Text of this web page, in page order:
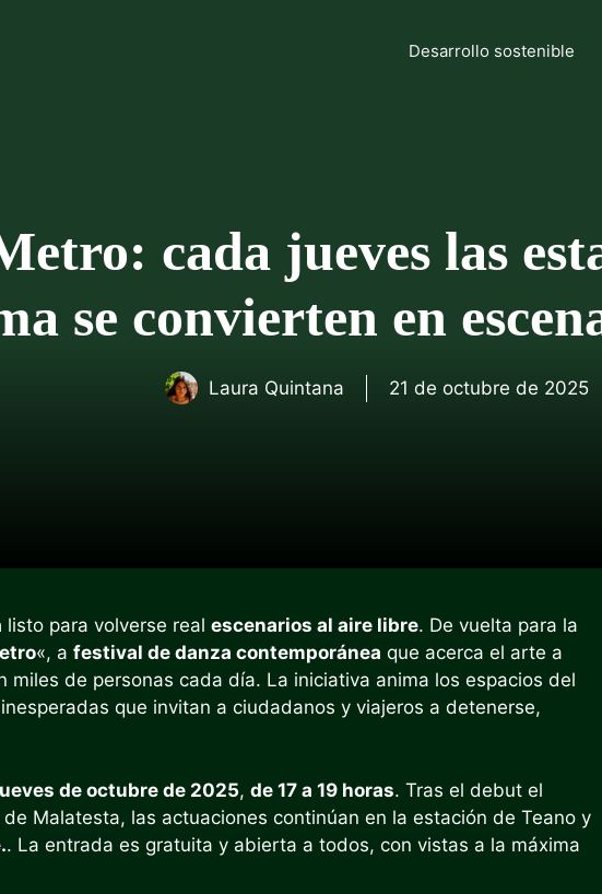
Desarrollo sostenible
cada jueves las
se convierten en
Laura Quintana 21 de octubre de 2025
listo para volverse real escenarios al aire libre. De vuelta para la
«, a festival de danza contemporánea que acerca el arte a
miles de personas cada día. La iniciativa anima los espacios del
que invitan a ciudadanos y viajeros a detenerse,
de octubre de 2025, de 17 a 19 horas. Tras el debut el
Malatesta, las actuaciones continúan en la estación de Teano y
. La entrada es gratuita y abierta a todos, con vistas a la máxima